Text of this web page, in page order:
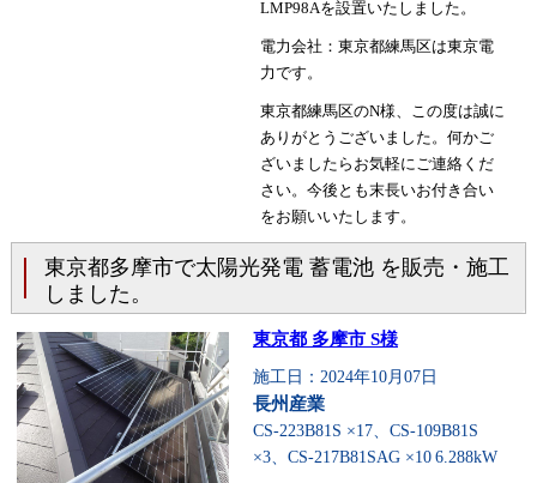
LMP98Aを設置いたしました。
電力会社：東京都練馬区は東京電
力です。
東京都練馬区のN様、この度は誠に
ありがとうございました。何かご
ざいましたらお気軽にご連絡くだ
さい。今後とも末長いお付き合い
をお願いいたします。
東京都多摩市で太陽光発電 蓄電池 を販売・施工
しました。
東京都 多摩市 S様
施工日：2024年10月07日
長州産業
CS-223B81S ×17、CS-109B81S
×3、CS-217B81SAG ×10 6.288kW